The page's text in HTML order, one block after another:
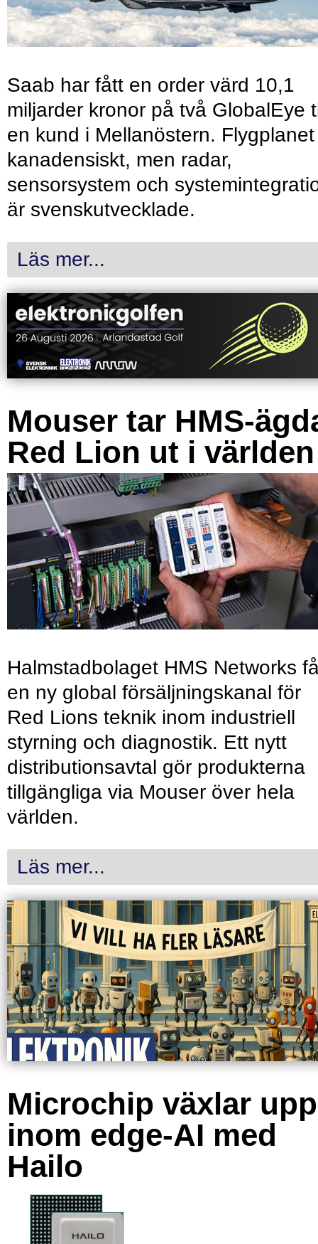
Saab har fått en order värd 10,1
miljarder kronor på två GlobalEye
en kund i Mellanöstern.
kanadensiskt, men radar,
sensorsystem och
är svenskutvecklade.
Läs mer...
Mouser tar HMS-
Red Lion ut i världen
Halmstadbolaget HMS Networks
en ny global försäljningskanal för
Red Lions teknik inom industriell
styrning och diagnostik. Ett nytt
distributionsavtal gör produkterna
tillgängliga via Mouser över hela
världen.
Läs mer...
Microchip växlar upp
inom edge-AI med
Hailo